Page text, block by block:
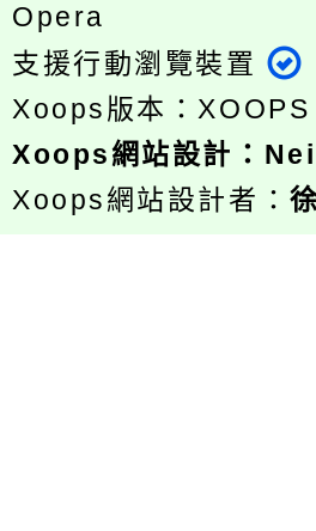
Opera
支援行動瀏覽裝置
Xoops版本：
Xoops網站設計 ：
Xoops網站設計者：